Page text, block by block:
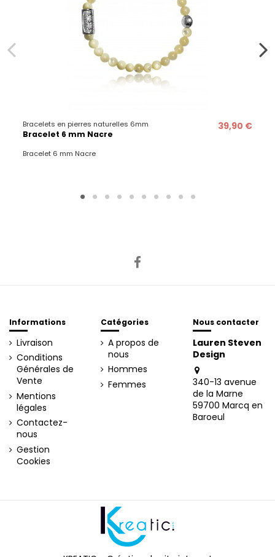
Bracelets en pierres naturelles 6mm
Bracelet 6 mm Nacre
39,90 €
Bracelet 6 mm Nacre
Informations
Livraison
Conditions
Générales de
Vente
Mentions
légales
Contactez-
nous
Gestion
Cookies
Catégories
A propos de
nous
Hommes
Femmes
Nous contacter
Lauren Steven
Design
340-13 avenue
de la Marne
59700 Marcq en
Baroeul